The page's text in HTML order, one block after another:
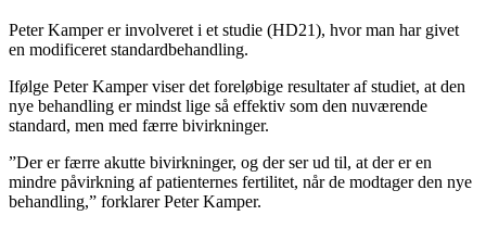
Peter Kamper er involveret i et studie (HD21), hvor man har givet
en modificeret standardbehandling.
Ifølge Peter Kamper viser det foreløbige resultater af studiet, at den
nye behandling er mindst lige så effektiv som den nuværende
standard, men med færre bivirkninger.
”Der er færre akutte bivirkninger, og der ser ud til, at der er en
mindre påvirkning af patienternes fertilitet, når de modtager den nye
behandling,” forklarer Peter Kamper.